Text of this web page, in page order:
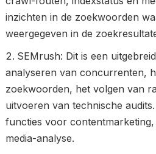
inzichten in de zoekwoorden
weergegeven in de
SEMrush: Dit is een
analyseren van concurrenten,
zoekwoorden, het volgen van
uitvoeren van technische
functies voor
media-analyse.